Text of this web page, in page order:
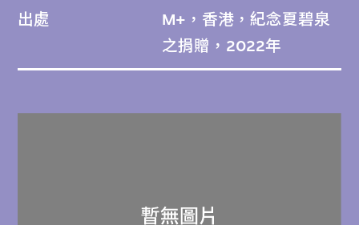
出處
M+，香港，紀念夏碧泉
之捐贈，2022年